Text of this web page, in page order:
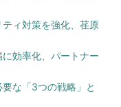
ィ対策を強化、荏原
効率化、パートナー
な「3つの戦略」と